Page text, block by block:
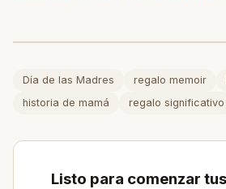
Día de las Madres regalo memoir
historia de mamá
regalo significativo
Listo para comenzar